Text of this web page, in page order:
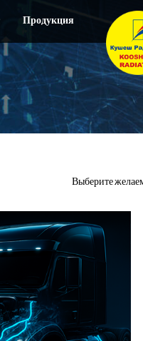
Продукция
Выберите